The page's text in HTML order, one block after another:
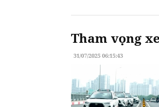
Tham vọng
31/07/2025 06:15:43